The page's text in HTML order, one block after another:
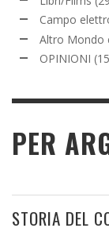
Campo
Altro Mondo
OPINIONI
PER
STORIA DEL